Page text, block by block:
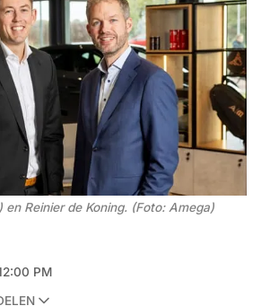
en Reinier de Koning. (Foto: Amega)
PM